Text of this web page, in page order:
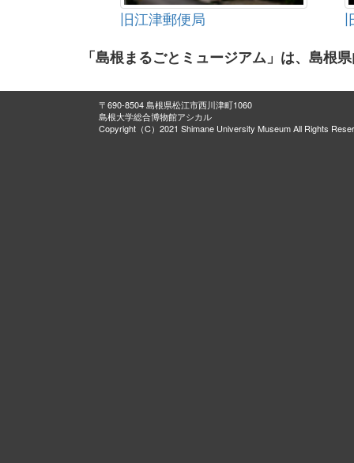
旧江津郵便局
「島根まるごとミュージアム」は、島根
〒690-8504 島根県松江市西川津町1060
島根大学総合博物館アシカル
Copyright（C）2021 Shimane University Museum All Rights